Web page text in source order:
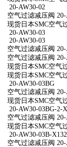
20-AW30-02
空气过滤减压阀 20-
现货日本SMC空气
20-AW30-03
20-AW30-03
空气过滤减压阀 20-
空气过滤减压阀 20-
现货日本SMC空气
现货日本SMC空气
20-AW30-03BG
空气过滤减压阀 20-
现货日本SMC空气
20-AW30-03BG-2-
空气过滤减压阀
现货日本SMC空气
20-AW30-03B-X132
空气过滤减压阀